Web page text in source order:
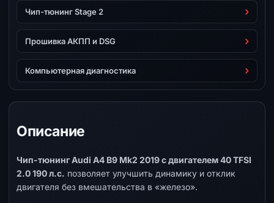
Чип-тюнинг Stage 2
Прошивка АКПП и DSG
Компьютерная диагностика
Описание
Чип-тюнинг Audi A4 B9 Mk2 2019 с двигателем 40 TFSI
2.0 190 л.с. позволяет улучшить динамику и отклик
двигателя без вмешательства в «железо».